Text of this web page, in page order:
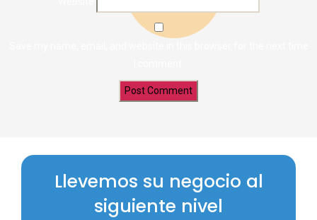
Llevemos su negocio al
siguiente nivel